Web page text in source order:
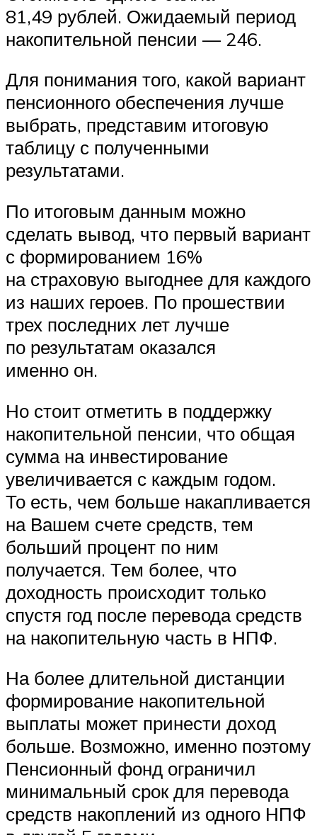
81,49 рублей. Ожидаемый период
накопительной пенсии — 246.
Для понимания того, какой вариант
пенсионного обеспечения лучше
выбрать, представим итоговую
таблицу с полученными
результатами.
По итоговым данным можно
сделать вывод, что первый вариант
с формированием 16%
на страховую выгоднее для каждого
из наших героев. По прошествии
трех последних лет лучше
по результатам оказался
именно он.
Но стоит отметить в поддержку
накопительной пенсии, что общая
сумма на инвестирование
увеличивается с каждым годом.
То есть, чем больше накапливается
на Вашем счете средств, тем
больший процент по ним
получается. Тем более, что
доходность происходит только
спустя год после перевода средств
на накопительную часть в НПФ.
На более длительной дистанции
формирование накопительной
выплаты может принести доход
больше. Возможно, именно поэтому
Пенсионный фонд ограничил
минимальный срок для перевода
средств накоплений из одного НПФ